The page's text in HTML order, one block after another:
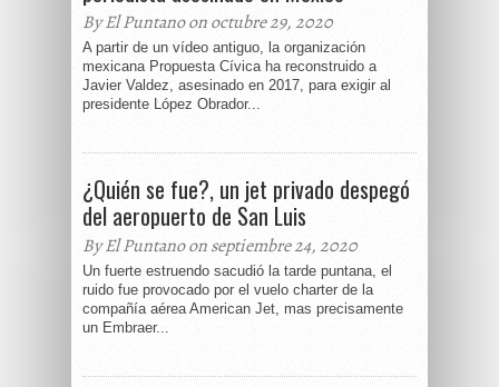
By El Puntano on octubre 29, 2020
A partir de un vídeo antiguo, la organización
mexicana Propuesta Cívica ha reconstruido a
Javier Valdez, asesinado en 2017, para exigir al
presidente López Obrador...
¿Quién se fue?, un jet privado despegó
del aeropuerto de San Luis
By El Puntano on septiembre 24, 2020
Un fuerte estruendo sacudió la tarde puntana, el
ruido fue provocado por el vuelo charter de la
compañía aérea American Jet, mas precisamente
un Embraer...